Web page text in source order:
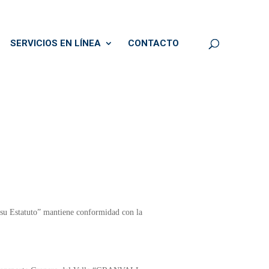
SERVICIOS EN LÍNEA CONTACTO
Estatuto” mantiene conformidad con la